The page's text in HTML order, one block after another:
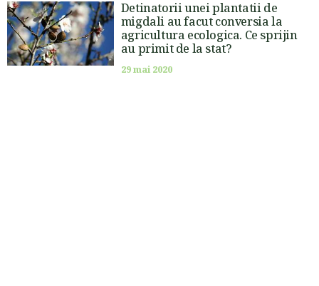
Detinatorii unei plantatii de
migdali au facut conversia la
agricultura ecologica. Ce sprijin
au primit de la stat?
29 mai 2020